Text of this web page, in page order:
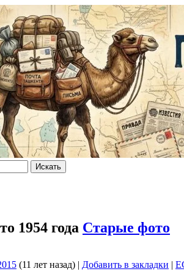
Искать
1954 года Старые фото
(11 лет назад) | Добавить в закладки |